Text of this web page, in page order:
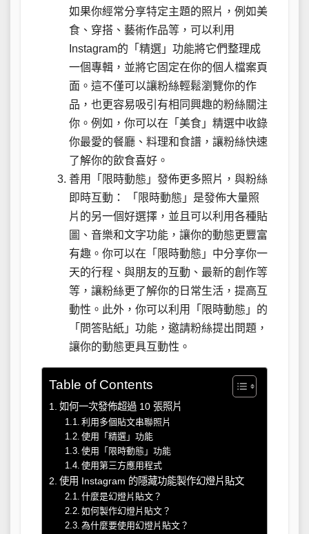
如果你經常分享特定主題的照片，例如美
食、穿搭、藝術作品等，可以利用
Instagram的「精選」功能將它們整理成
一個專輯，並將它固定在你的個人檔案頁
面。這不僅可以讓粉絲輕鬆瀏覽你的作
品，也更容易吸引有相同興趣的粉絲關注
你。例如，你可以在「美食」精選中收錄
你最愛的餐廳、料理和食譜，讓粉絲快速
了解你的飲食喜好。
善用「限時動態」發佈更多照片，與粉絲
即時互動： 「限時動態」是發佈大量照
片的另一個好選擇，並且可以利用各種貼
圖、音樂和文字功能，讓你的動態更豐富
有趣。你可以在「限時動態」中分享你一
天的行程、與朋友的互動、最新的創作等
等，讓粉絲更了解你的日常生活，提高互
動性。此外，你可以利用「限時動態」的
「問答貼紙」功能，邀請粉絲提出問題，
讓你的動態更具互動性。
Table of Contents
如何一次發佈超過 10 張照片
利用多個貼文串聯照片
使用「精選」功能
使用「限時動態」功能
使用第三方應用程式
使用 Instagram 的隱藏功能製作幻燈片貼文
什麼是幻燈片貼文？
如何製作幻燈片貼文？
為什麼要使用幻燈片貼文？